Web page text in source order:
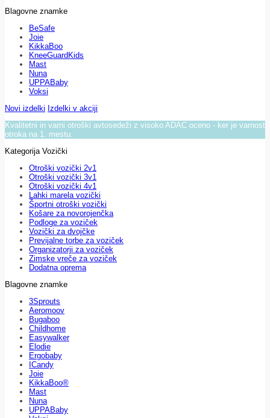
Blagovne znamke
BeSafe
Joie
KikkaBoo
KneeGuardKids
Mast
Nuna
UPPABaby
Voksi
Novi izdelki Izdelki v akciji
Kvalitetni in varni otroški avtosedeži z visoko ADAC oceno - ker je varnost
otroka na 1. mestu.
Kategorija Vozički
Otroški vozički 2v1
Otroški vozički 3v1
Otroški vozički 4v1
Lahki marela vozički
Športni otroški vozički
Košare za novorojenčka
Podloge za voziček
Vozički za dvojčke
Previjalne torbe za voziček
Organizatorji za voziček
Zimske vreče za voziček
Dodatna oprema
Blagovne znamke
3Sprouts
Aeromoov
Bugaboo
Childhome
Easywalker
Elodie
Ergobaby
ICandy
Joie
KikkaBoo®
Mast
Nuna
UPPABaby